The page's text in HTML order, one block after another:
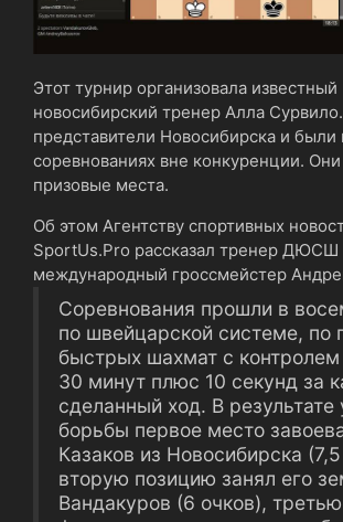
Этот турнир организовала известный
новосибирский тренер Алла
представители Новосибирска и были
соревнованиях вне конкуренции. Они
призовые места.
Об этом Агентству спортивных
SportUs.Pro рассказал тренер
международный гроссмейстер
Соревнования прошли в
по швейцарской системе, по
быстрых шахмат с
30 минут плюс 10 секунд за
сделанный ход. В результате
борьбы первое место
Казаков из Новосибирска
вторую позицию занял его
Вандакуров (6 очков),